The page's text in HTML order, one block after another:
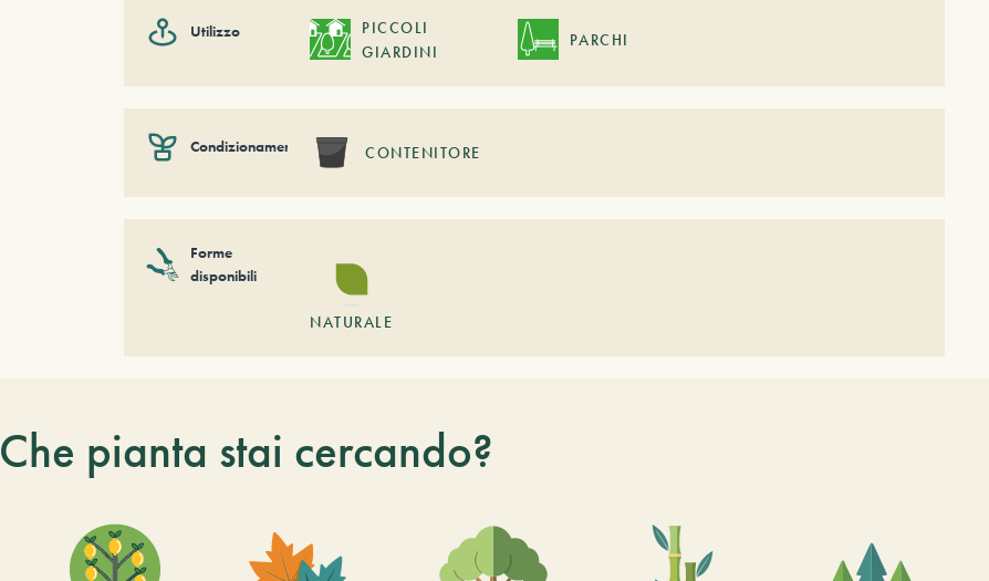
Utilizzo
PICCOLI
GIARDINI
PARCHI
Condizionamento CONTENITORE
Forme
disponibili
NATURALE
Che pianta stai cercando?